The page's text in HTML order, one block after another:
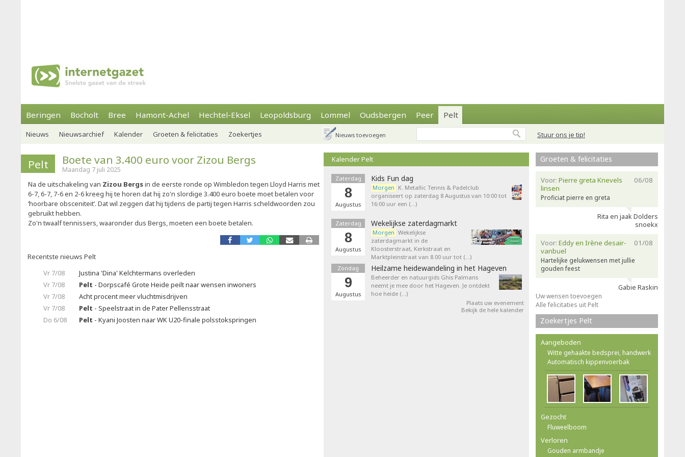
Beringen Bocholt Bree Hamont-Achel Hechtel-Eksel Leopoldsburg Lommel Oudsbergen Peer Pelt
Stuur ons je tip!
Nieuws Nieuwsarchief Kalender Groeten & felicitaties Zoekertjes Nieuws toevoegen
Pelt Boete van 3.400 euro voor Zizou Bergs
Maandag 7 juli 2025
Na de uitschakeling van Zizou Bergsin de eerste ronde op Wimbledon tegen Lloyd Harris met
6-7, 6-7, 7-6 en 2-6 kreeg hij te horen dat hij zo'n slordige 3.400 euro boete moet betalen voor
‘hoorbare obsceniteit’. Dat wil zeggen dat hij tijdens de partij tegen Harris scheldwoorden zou
gebruikt hebben.
Zo'n twaalf tennissers, waaronder dus Bergs, moeten een boete betalen.
Recentste nieuws Pelt
Vr 7/08
Justina 'Dina' Kelchtermans overleden
Vr 7/08
Pelt - Dorpscafé Grote Heide peilt naar wensen inwoners
Vr 7/08
Acht procent meer vluchtmisdrijven
Vr 7/08
Pelt - Speelstraat in de Pater Pellensstraat
Do 6/08
Pelt - Kyani Joosten naar WK U20-finale polsstokspringen
Kalender Pelt
Zaterdag
8
Augustus
Kids Fun dag
Morgen K. Metallic Tennis & Padelclub
organiseert op zaterdag 8 Augustus van 10:00 tot
16:00 uur een (…)
Zaterdag
8
Augustus
Wekelijkse zaterdagmarkt
Morgen Wekelijkse
zaterdagmarkt in de
Kloosterstraat, Kerkstraat en
Marktpleinstraat van 8.00 uur tot (…)
Zondag
9
Augustus
Heilzame heidewandeling in het Hageven
Beheerder en natuurgids Ghis Palmans
neemt je mee door het Hageven. Je ontdekt
hoe heide (…)
Plaats uw evenement
Bekijk de hele kalender
Groeten & felicitaties
06/08
Voor: Pierre greta Knevels
linsen
Proficiat pierre en greta
Rita en jaak Dolders
snoekx
01/08
Voor: Eddy en Irène desair-
vanbuel
Hartelijke gelukwensen met jullie
gouden feest
Gabie Raskin
Uw wensen toevoegen
Alle felicitaties uit Pelt
Zoekertjes Pelt
Aangeboden
Witte gehaakte bedsprei, handwerk
Automatisch kippenvoerbak
Gezocht
Fluweelboom
Verloren
Gouden armbandje